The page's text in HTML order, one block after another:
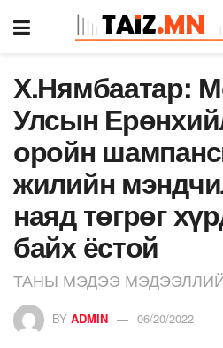
Х.Нямбаатар:
Улсын
оройн
жилийн
наяд төгрөг
байх ёстой
ТАНЫ МЭДЭЭ
BY ADMIN 06/20/2022